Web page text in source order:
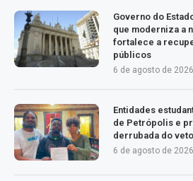
Governo do
que moderniza a
fortalece a
públicos
6 de agosto de 2026
Entidades
de Petrópolis e
derrubada do
6 de agosto de 2026